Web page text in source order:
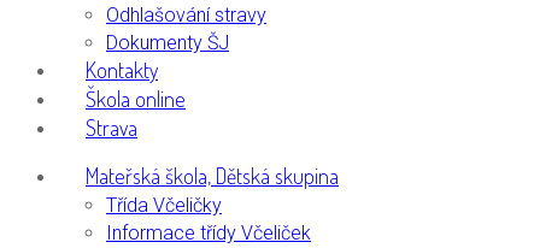
Odhlašování stravy
Dokumenty ŠJ
Kontakty
Škola online
Strava
Mateřská škola, Dětská skupina
Třída Včeličky
Informace třídy Včeliček